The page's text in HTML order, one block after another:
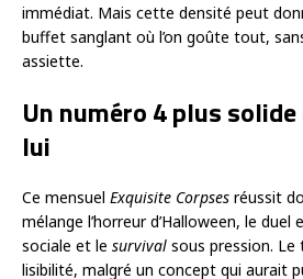
immédiat. Mais cette densité peut
buffet sanglant où l’on goûte tout,
assiette.
Un numéro 4 plus
lui
Ce mensuel Exquisite Corpses réussit
mélange l’horreur d’Halloween, le
sociale et le survival sous pression.
lisibilité, malgré un concept qui aurait